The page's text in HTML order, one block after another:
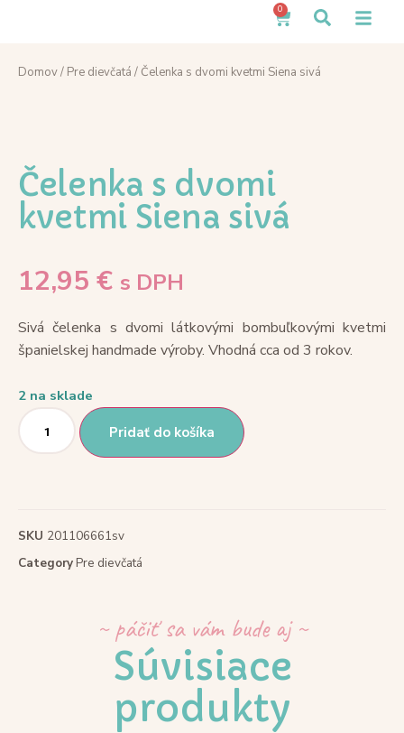
0
Domov/ Pre dievčatá / Čelenka s dvomi kvetmi Siena sivá
Čelenka s dvomi
kvetmi Siena sivá
12,95 € s DPH
Sivá čelenka s dvomi látkovými bombuľkovými kvetmi
španielskej handmade výroby. Vhodná cca od 3 rokov.
2 na sklade
Pridať do košíka
SKU 201106661sv
CategoryPre dievčatá
~ páčiť sa vám bude aj ~
Súvisiace
produkty